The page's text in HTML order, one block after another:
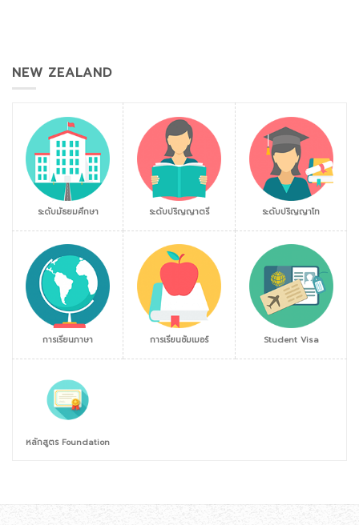
NEW ZEALAND
ระดับมัธยมศึกษา ระดับปริญญาตรี ระดับปริญญาโท
การเรียนภาษา การเรียนซัมเมอร์ Student Visa
หลักสูตร Foundation